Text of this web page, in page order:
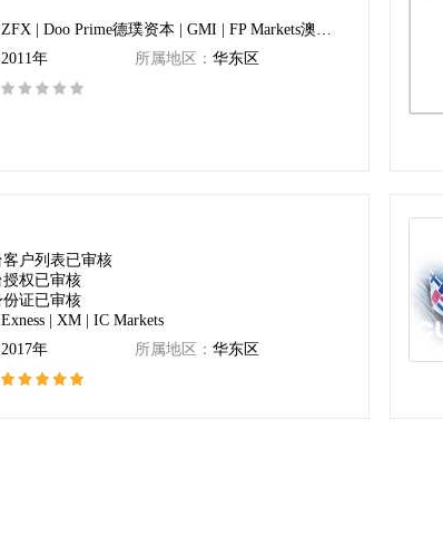
ZFX | Doo Prime德璞资本 | GMI | FP Markets澳福 | IEXS 盈十证券
2011年 所属地区： 华东区
Exness | XM | IC Markets
2017年 所属地区： 华东区